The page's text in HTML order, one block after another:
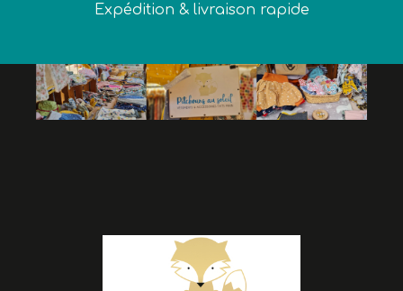
Expédition & livraison rapide